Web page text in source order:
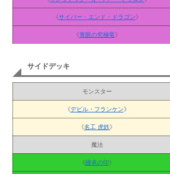
《サイバー・エンド・ドラゴン》
《青眼の究極竜》
サイドデッキ
モンスター
《デビル・フランケン》
《名工 虎鉄》
魔法
《継承の印》